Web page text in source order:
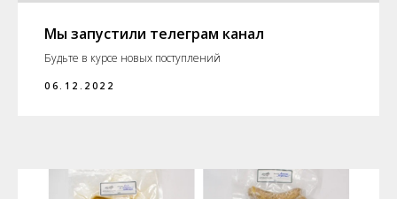
Мы запустили телеграм канал
Будьте в курсе новых поступлений
06.12.2022